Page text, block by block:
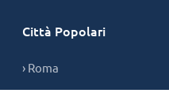
Città Popolari
› Roma